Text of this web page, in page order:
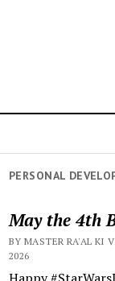
PERSONAL
May the 4th
BY MASTER RA'AL KI
2026